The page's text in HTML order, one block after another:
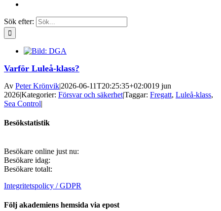
Sök efter:
Varför Luleå-klass?
Av Peter Krönvik|2026-06-11T20:25:35+02:0019 jun
2026|Kategorier: Försvar och säkerhet|Taggar: Fregatt, Luleå-klass,
Sea Control|
Besökstatistik
Besökare online just nu:
Besökare idag:
Besökare totalt:
Integritetspolicy / GDPR
Följ akademiens hemsida via epost